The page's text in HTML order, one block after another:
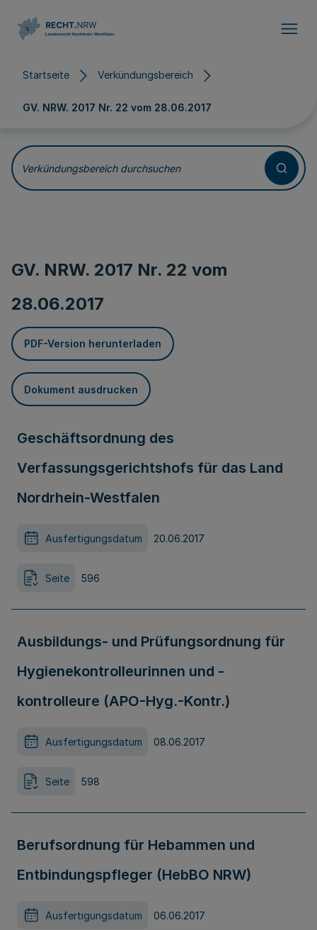
Startseite Verkündungsbereich
GV. NRW. 2017 Nr. 22 vom 28.06.2017
Verkündungsbereich durchsuchen
GV. NRW. 2017 Nr. 22 vom
28.06.2017
PDF-Version herunterladen
Dokument ausdrucken
Geschäftsordnung des
Verfassungsgerichtshofs für das Land
Nordrhein-Westfalen
Ausfertigungsdatum 20.06.2017
Seite 596
Ausbildungs- und Prüfungsordnung für
Hygienekontrolleurinnen und -
kontrolleure (APO-Hyg.-Kontr.)
Ausfertigungsdatum 08.06.2017
Seite 598
Berufsordnung für Hebammen und
Entbindungspfleger (HebBO NRW)
Ausfertigungsdatum 06.06.2017